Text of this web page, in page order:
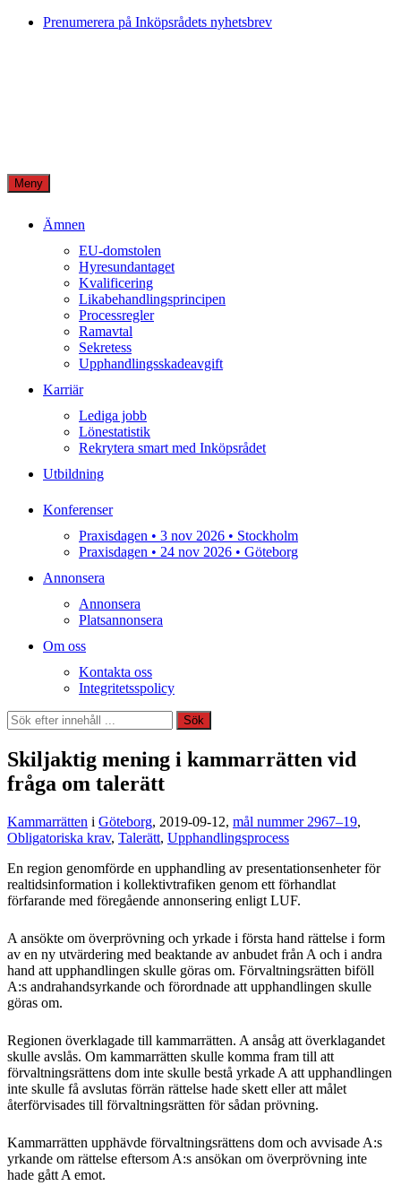
Skip
Prenumerera på Inköpsrådets nyhetsbrev
Meny
Ämnen
EU-domstolen
Hyresundantaget
Kvalificering
Likabehandlingsprincipen
Processregler
Ramavtal
Sekretess
Upphandlingsskadeavgift
Karriär
Lediga jobb
Lönestatistik
Rekrytera smart med Inköpsrådet
Utbildning
Konferenser
Praxisdagen • 3 nov 2026 • Stockholm
Praxisdagen • 24 nov 2026 • Göteborg
Annonsera
Annonsera
Platsannonsera
Om oss
Kontakta oss
Integritetsspolicy
Sök
Sök
Skiljaktig mening i kammarrätten vid
fråga om talerätt
Kammarrätten i Göteborg, 2019-09-12, mål nummer 2967–19,
Obligatoriska krav, Talerätt, Upphandlingsprocess
En region genomförde en upphandling av presentationsenheter för
realtidsinformation i kollektivtrafiken genom ett förhandlat
förfarande med föregående annonsering enligt LUF.
A ansökte om överprövning och yrkade i första hand rättelse i form
av en ny utvärdering med beaktande av anbudet från A och i andra
hand att upphandlingen skulle göras om. Förvaltningsrätten biföll
A:s andrahandsyrkande och förordnade att upphandlingen skulle
göras om.
Regionen överklagade till kammarrätten. A ansåg att överklagandet
skulle avslås. Om kammarrätten skulle komma fram till att
förvaltningsrättens dom inte skulle bestå yrkade A att upphandlingen
inte skulle få avslutas förrän rättelse hade skett eller att målet
återförvisades till förvaltningsrätten för sådan prövning.
Kammarrätten upphävde förvaltningsrättens dom och avvisade A:s
yrkande om rättelse eftersom A:s ansökan om överprövning inte
hade gått A emot.